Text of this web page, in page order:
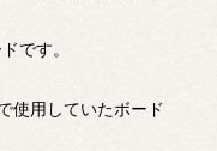
です。
使用していたボード